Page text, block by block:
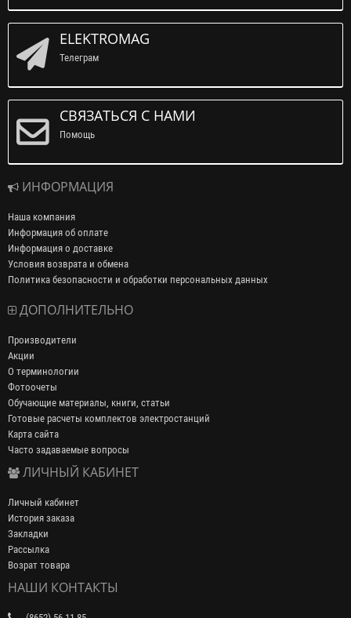
ELEKTROMAG
Телеграм
СВЯЗАТЬСЯ С НАМИ
Помощь
ИНФОРМАЦИЯ
Наша компания
Информация об оплате
Информация о доставке
Условия возврата и обмена
Политика безопасности и обработки персональных данных
ДОПОЛНИТЕЛЬНО
Производители
Акции
О терминологии
Фотоочеты
Обучающие материалы, книги, статьи
Готовые расчеты комплектов электростанций
Карта сайта
Часто задаваемые вопросы
ЛИЧНЫЙ КАБИНЕТ
Личный кабинет
История заказа
Закладки
Рассылка
Возрат товара
НАШИ КОНТАКТЫ